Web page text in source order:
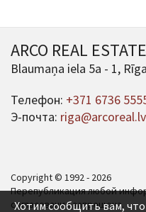
ARCO REAL ESTATE
Blaumaņa iela 5a - 1,
Телефон: +371 6736
Э-почта: riga@arcoreal.lv
Copyright © 1992 - 2026
Перепубликация любой
согласования запрещена.
Хотим сообщить вам,